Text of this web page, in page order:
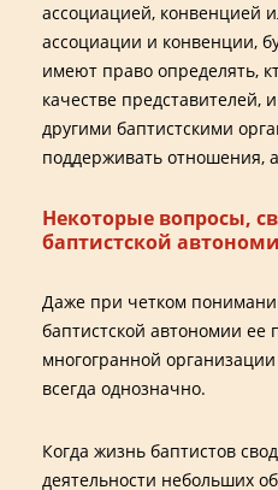
ассоциацией, конвенцией
ассоциации и конвенции,
имеют право определять,
качестве представителей,
другими баптистскими
поддерживать отношения,
Некоторые вопросы,
баптистской
Даже при четком
баптистской автономии
многогранной
всегда однозначно.
Когда жизнь баптистов
деятельности небольших